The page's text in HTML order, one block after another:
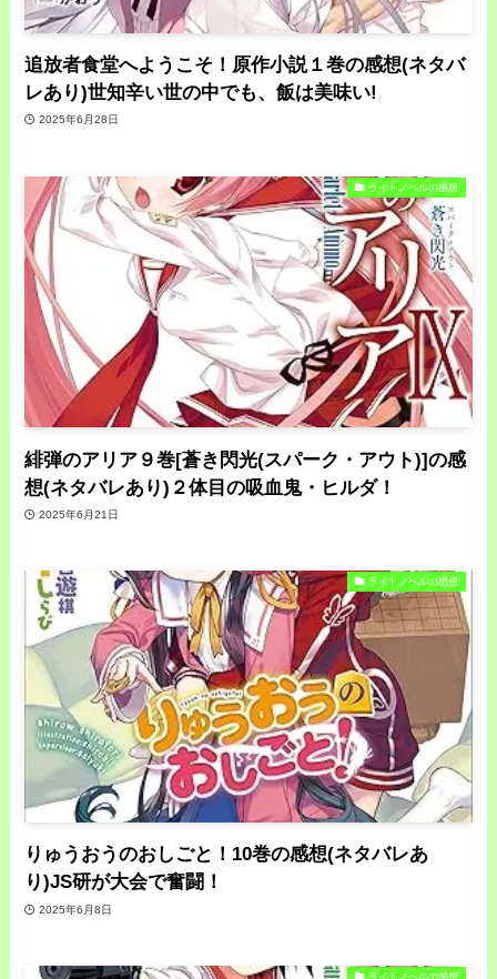
追放者食堂へようこそ！原作小説１巻の感想(ネタバ
レあり)世知辛い世の中でも、飯は美味い!
2025年6月28日
ライトノベルの感想
緋弾のアリア９巻[蒼き閃光(スパーク・アウト)]の感
想(ネタバレあり)２体目の吸血鬼・ヒルダ！
2025年6月21日
ライトノベルの感想
りゅうおうのおしごと！10巻の感想(ネタバレあ
り)JS研が大会で奮闘！
2025年6月8日
ライトノベルの感想